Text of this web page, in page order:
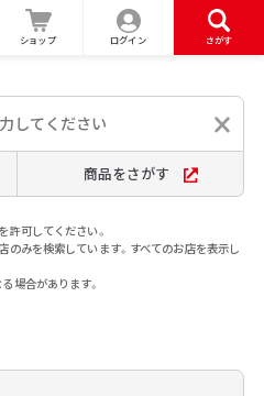
ショップ ログイン さがす
商品をさがす
許可してください。
のみを検索しています。すべてのお店を表示し
場合があります。